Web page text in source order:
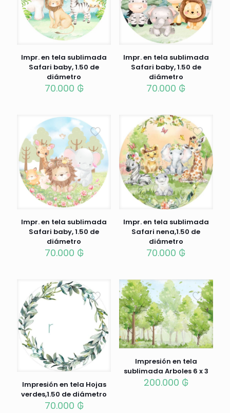
Impr. en tela sublimada
Safari baby, 1.50 de
diámetro
70.000 ₲
Impr. en tela sublimada
Safari baby, 1.50 de
diámetro
70.000 ₲
Impr. en tela sublimada
Safari baby, 1.50 de
diámetro
70.000 ₲
Impr. en tela sublimada
Safari nena,1.50 de
diámetro
70.000 ₲
Impresión en tela Hojas
verdes,1.50 de diámetro
70.000 ₲
Impresión en tela
sublimada Arboles 6 x 3
200.000 ₲